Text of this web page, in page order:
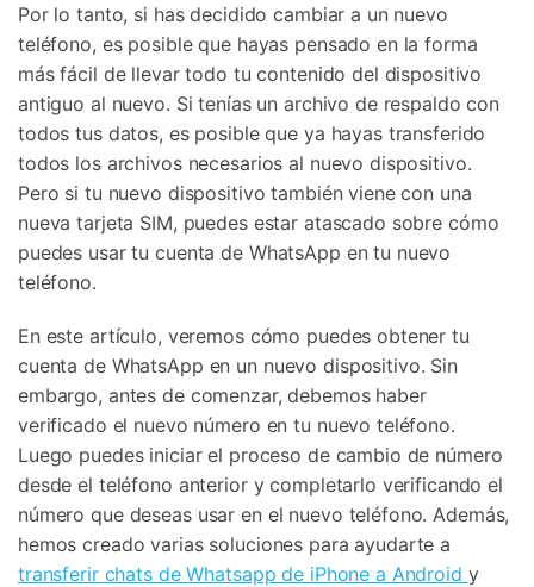
Por lo tanto, si has decidido cambiar a un nuevo
teléfono, es posible que hayas pensado en la forma
más fácil de llevar todo tu contenido del dispositivo
antiguo al nuevo. Si tenías un archivo de respaldo con
todos tus datos, es posible que ya hayas transferido
todos los archivos necesarios al nuevo dispositivo.
Pero si tu nuevo dispositivo también viene con una
nueva tarjeta SIM, puedes estar atascado sobre cómo
puedes usar tu cuenta de WhatsApp en tu nuevo
teléfono.
En este artículo, veremos cómo puedes obtener tu
cuenta de WhatsApp en un nuevo dispositivo. Sin
embargo, antes de comenzar, debemos haber
verificado el nuevo número en tu nuevo teléfono.
Luego puedes iniciar el proceso de cambio de número
desde el teléfono anterior y completarlo verificando el
número que deseas usar en el nuevo teléfono. Además,
hemos creado varias soluciones para ayudarte a
transferir chats de Whatsapp de iPhone a Android y